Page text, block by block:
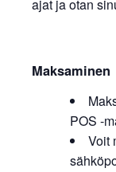
ajat ja otan
Maksaminen
POS -
Voit